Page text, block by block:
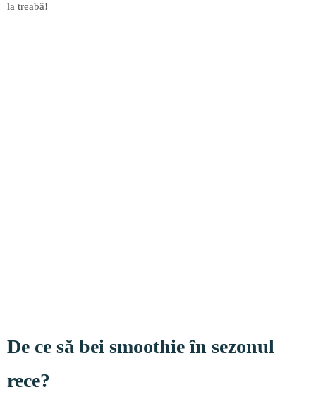
la treabă!
De ce să bei smoothie în sezonul
rece?